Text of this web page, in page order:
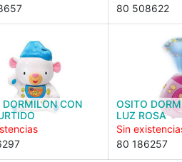
80 508622
DORMILON CON
OSITO
LUZ ROSA
Sin
80 186257